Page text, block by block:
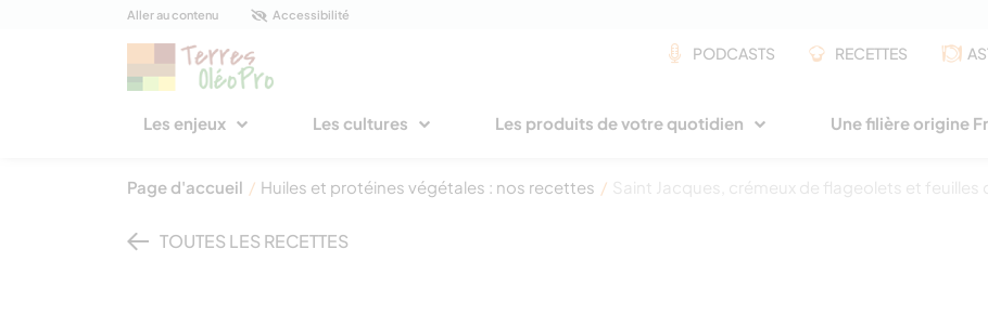
Panneau de gestion des cookies
Aller au contenu Accessibilité
PODCASTS RECETTES
Les enjeux Les cultures Les produits de votre quotidien Une filière origine
Page d'accueil / Huiles et protéines végétales : nos recettes / Saint Jacques, crémeux de flageolets et feuilles
TOUTES LES RECETTES